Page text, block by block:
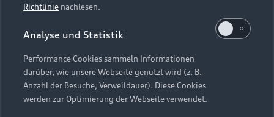
Servicekontakt
Vertrag widerrufen
Audi erleben
Newsletter
Cookie-Richtlinie
Barrierefreiheit
Hinweis: Die aktuelle Darstellung und Anordnung der
Embleme am Fahrzeug bei allen Abbildungen auf dieser
Webseite kann abweichen.
Richtlinie nachlesen.
Analyse und Statistik
Performance Cookies sammeln Informationen
darüber, wie unsere Webseite genutzt wird (z. B.
Anzahl der Besuche, Verweildauer). Diese Cookies
werden zur Optimierung der Webseite verwendet.